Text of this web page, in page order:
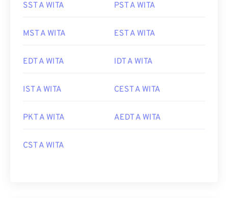
SST A WITA PST A WITA
MST A WITA EST A WITA
EDT A WITA IDT A WITA
IST A WITA CEST A WITA
PKT A WITA AEDT A WITA
CST A WITA